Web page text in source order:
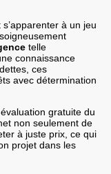
à un jeu
telle
connaissance
ces
avec détermination
gratuite du
non seulement de
à juste prix, ce qui
projet dans les